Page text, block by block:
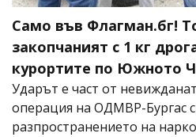
Само във Флагман.бг!
закопчаният с 1 кг
курортите по Южното
Ударът е част от
операция на ОДМВР-Бургас
разпространението на